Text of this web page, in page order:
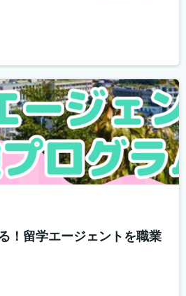
！留学エージェントを職業